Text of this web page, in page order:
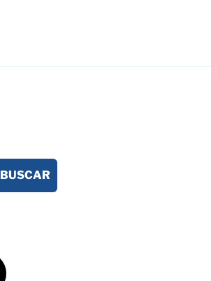
BUSCAR